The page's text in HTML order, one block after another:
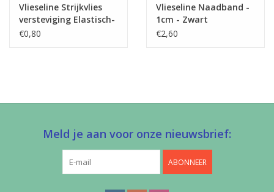
Vlieseline Strijkvlies
versteviging Elastisch-
H609 - Zwart
€0,80
Vlieseline Naadband -
1cm - Zwart
€2,60
Meld je aan voor onze nieuwsbrief:
ABONNEER